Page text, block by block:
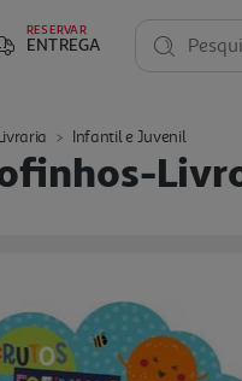
RESERVAR
ENTREGA
Infantil e Juvenil